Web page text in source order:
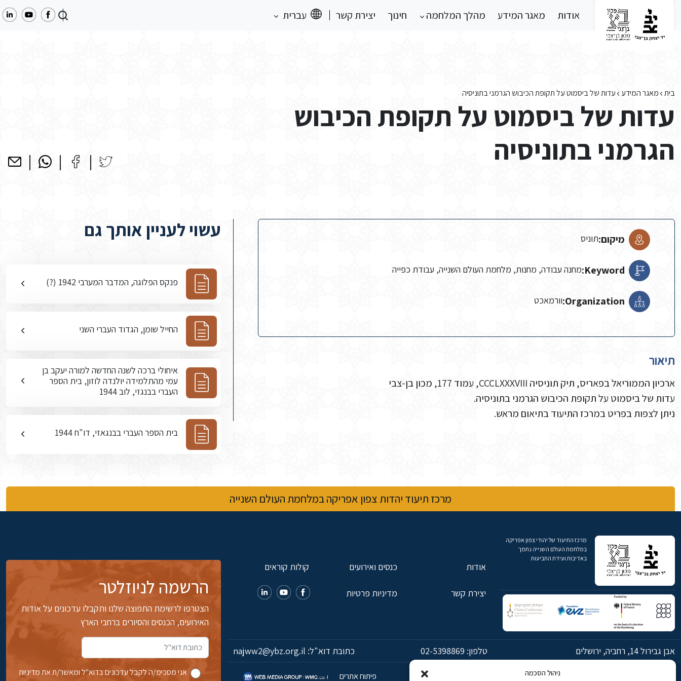
ניהול הסכמה
אודות מאגר המידע מהלך המלחמה חינוך יצירת קשר עברית
בית מאגר המידע עדות של ביסמוט על תקופת הכיבוש הגרמני בתוניסיה
עדות של ביסמוט על תקופת הכיבוש
הגרמני בתוניסיה
מיקום:תוניס
Keyword: מחנה עבודה, מחנות, מלחמת העולם השנייה, עבודת כפייה
Organization: וורמאכט
תיאור
ארכיון הממוריאל בפאריס, תיק תוניסיה CCCLXXXVIII, עמוד 177, מכון בן-צבי
עדות של ביסמוט על תקופת הכיבוש הגרמני בתוניסיה.
ניתן לצפות בפריט במרכז התיעוד בתיאום מראש.
עשוי לעניין אותך גם
פנקס הפלוגה, המדבר המערבי 1942 (?)
החייל שומן, הגדוד העברי השני
איחולי ברכה לשנה החדשה למורה יעקב בן
עמי מהתלמידה יולנדה לוזון, בית הספר
העברי בבנגזי, לוב 1944
בית הספר העברי בבנגאזי, דו"ח 1944
מרכז תיעוד יהדות צפון אפריקה במלחמת העולם השנייה
מרכז התיעוד של יהודי צפון אפריקה
במלחמת העולם השנייה נתמך
באדיבות ועידת התביעות
אודות כנסים ואירועים קולות קוראים
יצירת קשר מדיניות פרטיות
אבן גבירול 14, רחביה, ירושלים טלפון: 02-5398869 כתובת דוא"ל: najww2@ybz.org.il
© כל הזכויות שמורות ליד יצחק בן-צבי ירושלים פיתוח אתרים
הרשמה לניוזלטר
הצטרפו לרשימת התפוצה שלנו ותקבלו עדכונים על אודות
האירועים, הכנסים והסיורים ברחבי הארץ
אני מסכימ/ה לקבל עדכונים בדוא''ל ומאשר/ת את מדיניות